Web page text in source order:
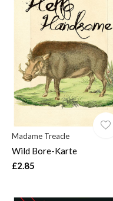
Madame Treacle
Wild Bore-Karte
£2.85